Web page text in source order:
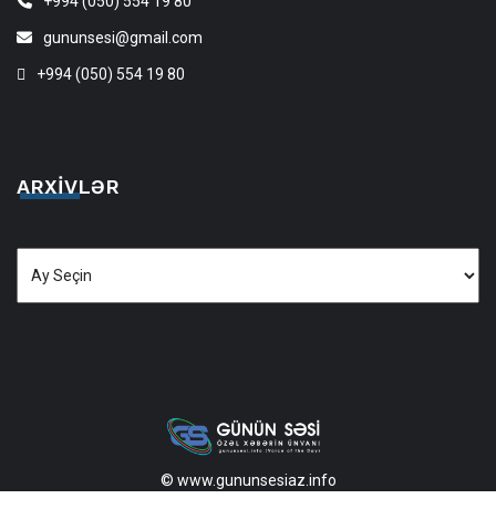
gununsesi@gmail.com
+994 (050) 554 19 80
ARXIVLƏR
Arxivlər
© www.gununsesiaz.info